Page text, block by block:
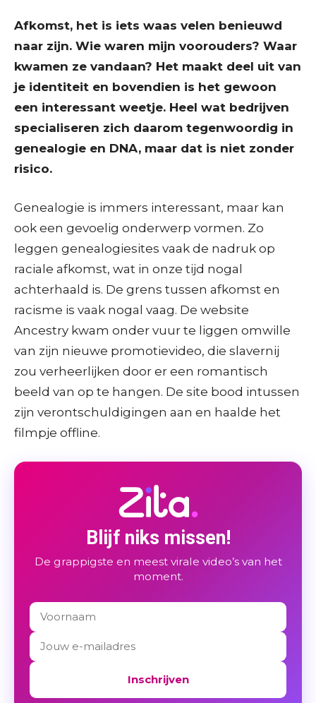
Afkomst, het is iets waas velen benieuwd
naar zijn. Wie waren mijn voorouders? Waar
kwamen ze vandaan? Het maakt deel uit van
je identiteit en bovendien is het gewoon
een interessant weetje. Heel wat bedrijven
specialiseren zich daarom tegenwoordig in
genealogie en DNA, maar dat is niet zonder
risico.
Genealogie is immers interessant, maar kan
ook een gevoelig onderwerp vormen. Zo
leggen genealogiesites vaak de nadruk op
raciale afkomst, wat in onze tijd nogal
achterhaald is. De grens tussen afkomst en
racisme is vaak nogal vaag. De website
Ancestry kwam onder vuur te liggen omwille
van zijn nieuwe promotievideo, die slavernij
zou verheerlijken door er een romantisch
beeld van op te hangen. De site bood intussen
zijn verontschuldigingen aan en haalde het
filmpje offline.
Blijf niks missen!
De grappigste en meest virale video’s van het
moment.
Inschrijven